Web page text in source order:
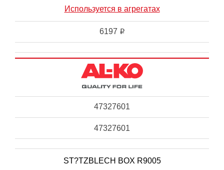
Используется в агрегатах
6197 i
47327601
47327601
ST?TZBLECH BOX R9005